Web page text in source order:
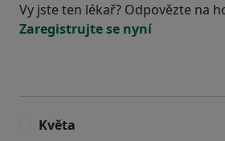
Vy jste ten lékař? Odpovězte na
Zaregistrujte se nyní
Květa